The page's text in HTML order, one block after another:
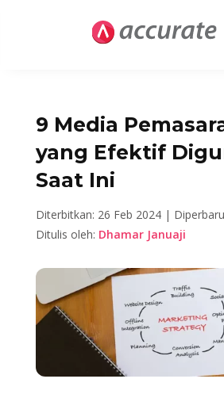
9 Media
yang Efektif
Saat Ini
Diterbitkan: 26 Feb 2024 |
Ditulis oleh: Dhamar Januaji